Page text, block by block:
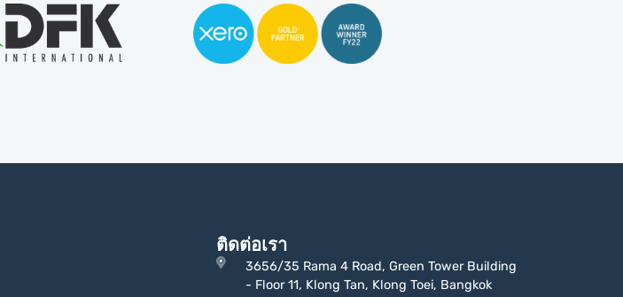
ติดต่อเรา
3656/35 Rama 4 Road, Green Tower Building
- Floor 11, Klong Tan, Klong Toei, Bangkok